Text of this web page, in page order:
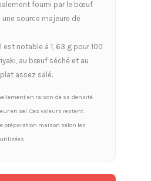
fourni par le bœuf
source majeure de
est notable à 1, 63 g pour 100
au bœuf séché et au
assez salé.
en raison de sa densité
en sel. Ces valeurs restent
préparation maison selon les